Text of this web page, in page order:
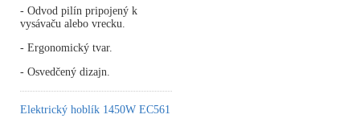
- Odvod pilín pripojený k
vysávaču alebo vrecku.
- Ergonomický tvar.
- Osvedčený dizajn.
Elektrický hoblík 1450W EC561